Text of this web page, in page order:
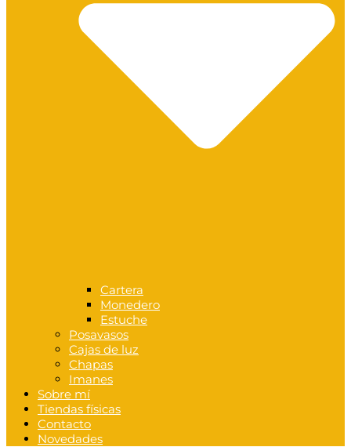
Cartera
Monedero
Estuche
Posavasos
Cajas de luz
Chapas
Imanes
Sobre mí
Tiendas físicas
Contacto
Novedades